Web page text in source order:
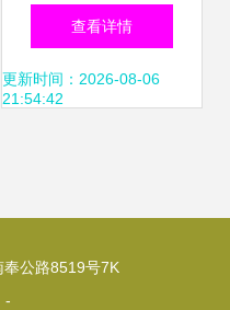
来 雷沃发动机与中
国北方发动机研究
查看详情
更新时间：2026-08-06
21:54:42
公路8519号7K
-